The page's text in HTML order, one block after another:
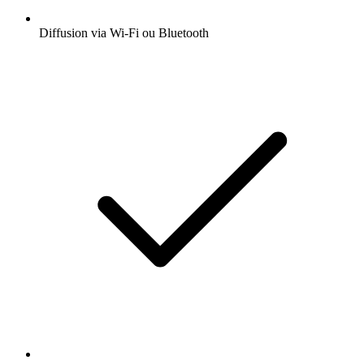
Diffusion via Wi-Fi ou Bluetooth